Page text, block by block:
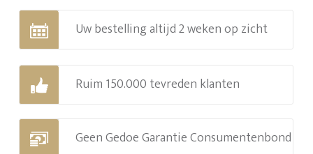
Uw bestelling altijd 2 weken op zicht
Ruim 150.000 tevreden klanten
Geen Gedoe Garantie Consumentenbond